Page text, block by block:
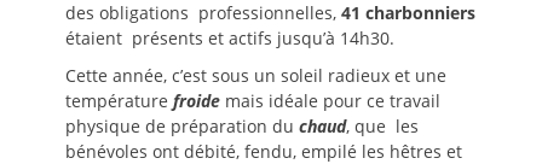
des obligations professionnelles, 41 charbonniers
étaient présents et actifs jusqu’à 14h30.
Cette année, c’est sous un soleil radieux et une
température froide mais idéale pour ce travail
physique de préparation du chaud, que les
bénévoles ont débité, fendu, empilé les hêtres et